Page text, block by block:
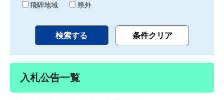
飛騨地域
県外
入札公告一覧